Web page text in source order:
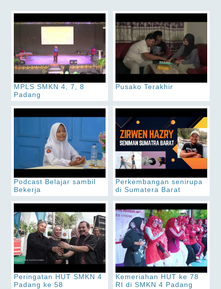
MPLS SMKN 4, 7, 8
Padang
Pusako Terakhir
Podcast Belajar sambil
Bekerja
Perkembangan senirupa
di Sumatera Barat
Peringatan HUT SMKN 4
Padang ke 58
Kemeriahan HUT ke 78
RI di SMKN 4 Padang